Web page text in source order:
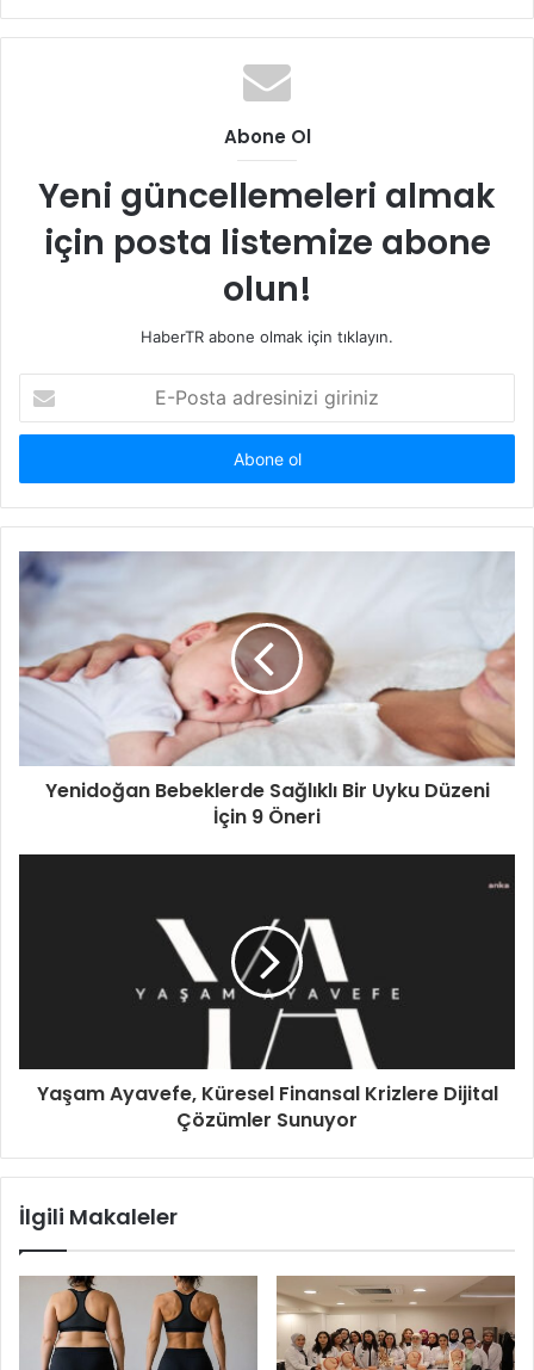
Abone Ol
Yeni güncellemeleri almak
için posta listemize abone
olun!
HaberTR abone olmak için tıklayın.
Posta
adresinizi
Yenidoğan Bebeklerde Sağlıklı Bir Uyku Düzeni
İçin 9 Öneri
Yaşam Ayavefe, Küresel Finansal Krizlere Dijital
Çözümler Sunuyor
İlgili Makaleler